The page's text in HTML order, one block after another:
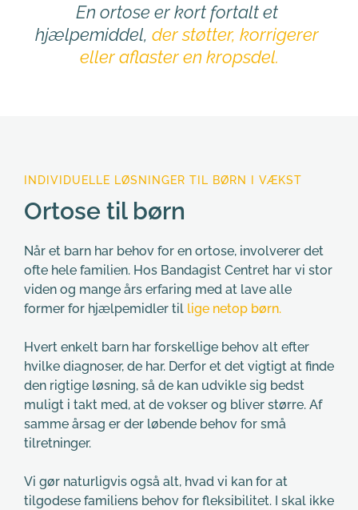
En ortose er kort fortalt et
hjælpemiddel, der støtter, korrigerer
eller aflaster en kropsdel.
INDIVIDUELLE LØSNINGER TIL BØRN I VÆKST
Ortose til børn
Når et barn har behov for en ortose, involverer det
ofte hele familien. Hos Bandagist Centret har vi stor
viden og mange års erfaring med at lave alle
former for hjælpemidler til lige netop børn.
Hvert enkelt barn har forskellige behov alt efter
hvilke diagnoser, de har. Derfor et det vigtigt at finde
den rigtige løsning, så de kan udvikle sig bedst
muligt i takt med, at de vokser og bliver større. Af
samme årsag er der løbende behov for små
tilretninger.
Vi gør naturligvis også alt, hvad vi kan for at
tilgodese familiens behov for fleksibilitet. I skal ikke